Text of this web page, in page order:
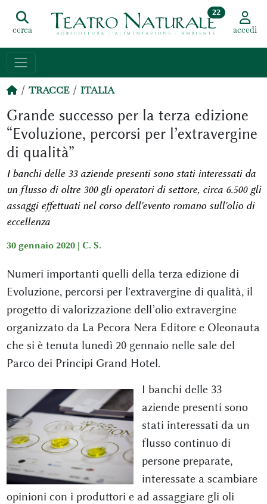
cerca
22
accedi
TRACCE ITALIA
Grande successo per la terza edizione
“Evoluzione, percorsi per l’extravergine
di qualità”
I banchi delle 33 aziende presenti sono stati interessati da
un flusso di oltre 300 gli operatori di settore, circa 6.500 gli
assaggi effettuati nel corso dell'evento romano sull'olio di
eccellenza
30 gennaio 2020 | C. S.
Numeri importanti quelli della terza edizione di
Evoluzione, percorsi per l'extravergine di qualità, il
progetto di valorizzazione dell’olio extravergine
organizzato da La Pecora Nera Editore e Oleonauta
che si è tenuta lunedì 20 gennaio nelle sale del
Parco dei Principi Grand Hotel.
I banchi delle 33
aziende presenti sono
stati interessati da un
flusso continuo di
persone preparate,
interessate a scambiare
opinioni con i produttori e ad assaggiare gli oli